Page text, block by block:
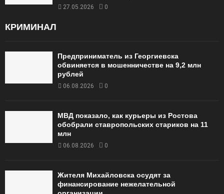
27.05.2026 0
КРИМИНАЛ
Предприниматель из Георгиевска
обвиняется в мошенничестве на 9,2 млн
рублей
06.08.2026 0
МВД показало, как курьеры из Ростова
обобрали ставропольских стариков на 11
млн
06.08.2026 0
Жителя Михайловска осудят за
финансирование нежелательной